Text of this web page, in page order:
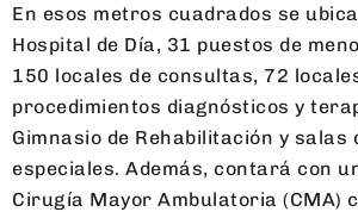
En esos metros cuadrados se
Hospital de Día, 31 puestos de
150 locales de consultas, 72
procedimientos diagnósticos y
Gimnasio de Rehabilitación y salas
especiales. Además, contará con
Cirugía Mayor Ambulatoria (CMA)